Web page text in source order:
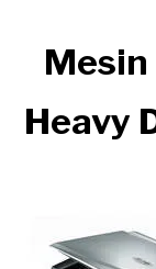
Heavy